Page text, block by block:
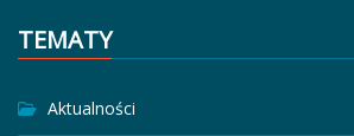
TEMATY
Aktualności